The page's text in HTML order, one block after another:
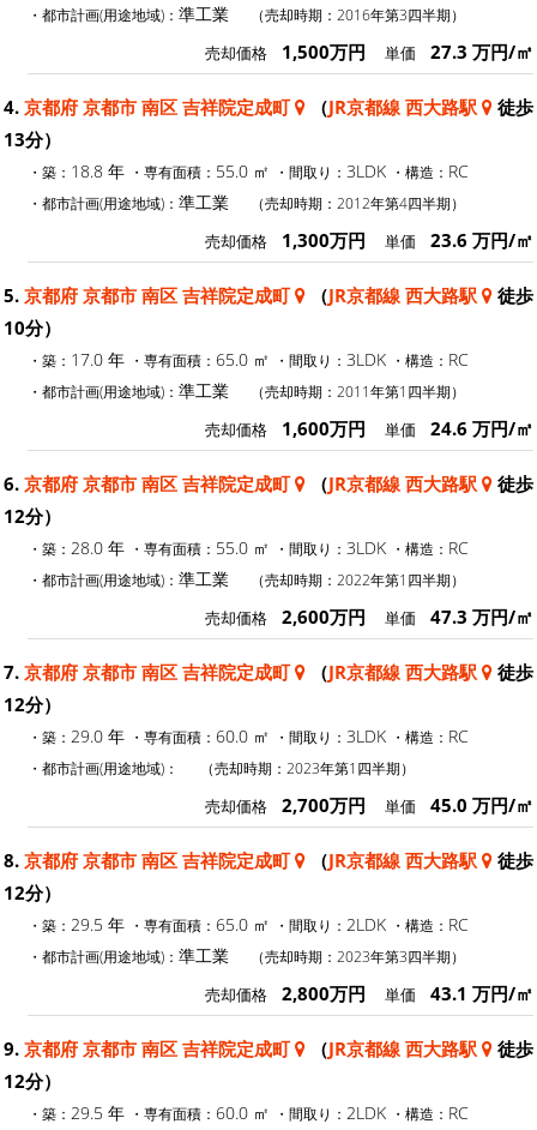
・都市計画(用途地域)： 準工業 （売却時期：2016年第3四半期）
売却価格 1,500万円 単価 27.3 万円/㎡
4. 京都府 京都市 南区 吉祥院定成町 （JR京都線 西大路駅
徒歩
13分）
・築： 18.8 年 ・専有面積： 55.0 ㎡ ・間取り： 3LDK ・構造： RC
・都市計画(用途地域)： 準工業 （売却時期：2012年第4四半期）
売却価格 1,300万円 単価 23.6 万円/㎡
5. 京都府 京都市 南区 吉祥院定成町 （JR京都線 西大路駅
徒歩
10分）
・築： 17.0 年 ・専有面積： 65.0 ㎡ ・間取り： 3LDK ・構造： RC
・都市計画(用途地域)： 準工業 （売却時期：2011年第1四半期）
売却価格 1,600万円 単価 24.6 万円/㎡
6. 京都府 京都市 南区 吉祥院定成町 （JR京都線 西大路駅
徒歩
12分）
・築： 28.0 年 ・専有面積： 55.0 ㎡ ・間取り： 3LDK ・構造： RC
・都市計画(用途地域)： 準工業 （売却時期：2022年第1四半期）
売却価格 2,600万円 単価 47.3 万円/㎡
7. 京都府 京都市 南区 吉祥院定成町 （JR京都線 西大路駅
徒歩
12分）
・築： 29.0 年 ・専有面積： 60.0 ㎡ ・間取り： 3LDK ・構造： RC
・都市計画(用途地域)： （売却時期：2023年第1四半期）
売却価格 2,700万円 単価 45.0 万円/㎡
8. 京都府 京都市 南区 吉祥院定成町 （JR京都線 西大路駅
徒歩
12分）
・築： 29.5 年 ・専有面積： 65.0 ㎡ ・間取り： 2LDK ・構造： RC
・都市計画(用途地域)： 準工業 （売却時期：2023年第3四半期）
売却価格 2,800万円 単価 43.1 万円/㎡
9. 京都府 京都市 南区 吉祥院定成町 （JR京都線 西大路駅
徒歩
12分）
・築： 29.5 年 ・専有面積： 60.0 ㎡ ・間取り： 2LDK ・構造： RC